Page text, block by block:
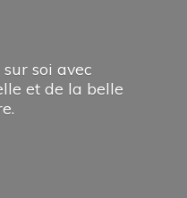
soi avec
et de la belle